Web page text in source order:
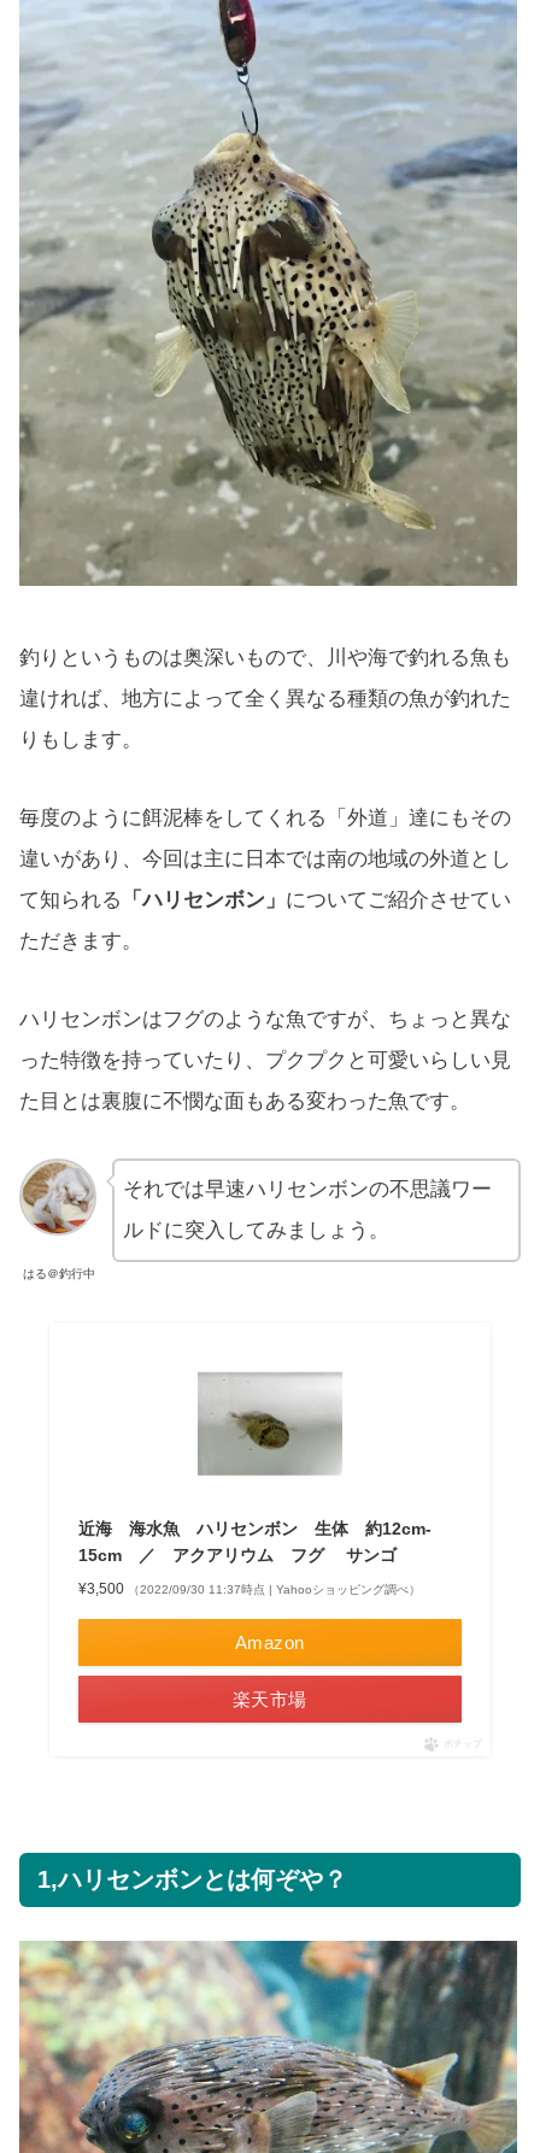
釣りというものは奥深いもので、川や海で釣れる魚も
違ければ、地方によって全く異なる種類の魚が釣れた
りもします。
毎度のように餌泥棒をしてくれる「外道」達にもその
違いがあり、今回は主に日本では南の地域の外道とし
て知られる
「ハリセンボン」 についてご紹介させてい
ただきます。
ハリセンボンはフグのような魚ですが、ちょっと異な
った特徴を持っていたり、プクプクと可愛いらしい見
た目とは裏腹に不憫な面もある変わった魚です。
はる＠釣行中
それでは早速ハリセンボンの不思議ワー
ルドに突入してみましょう。
近海 海水魚 ハリセンボン 生体 約12cm‐
15cm ／ アクアリウム フグ サンゴ
¥3,500 （2022/09/30 11:37時点 | Yahooショッピング調べ）
Amazon
楽天市場
ポチップ
1,ハリセンボンとは何ぞや？